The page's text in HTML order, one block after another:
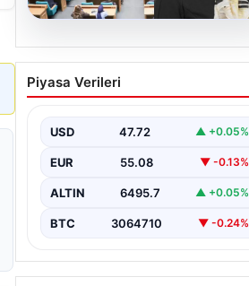
Üsküdar Belediyesi’nde
başkanvekili Sibel Tan
Piyasa Verileri
USD 47.72 ▲ +0.05%
EUR 55.08 ▼ -0.13%
ALTIN 6495.7 ▲ +0.05%
BTC 3064710 ▼ -0.24%